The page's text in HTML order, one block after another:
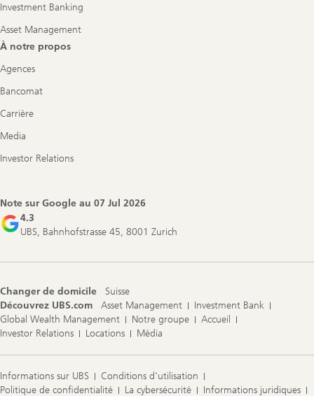
Investment Banking
Asset Management
À notre propos
Agences
Bancomat
Carrière
Media
Investor Relations
Note sur Google au 07 Jul 2026
4.3
UBS, Bahnhofstrasse 45, 8001 Zurich
Changer de domicile
Suisse
Découvrez UBS.com
Asset Management
Investment Bank
Global Wealth Management
Notre groupe
Accueil
Investor Relations
Locations Média
Informations sur UBS
Conditions d'utilisation
Politique de confidentialité
La cybersécurité Informations juridiques